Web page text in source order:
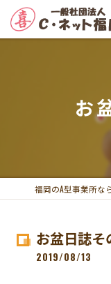
お
お盆日誌そ
2019/08/13